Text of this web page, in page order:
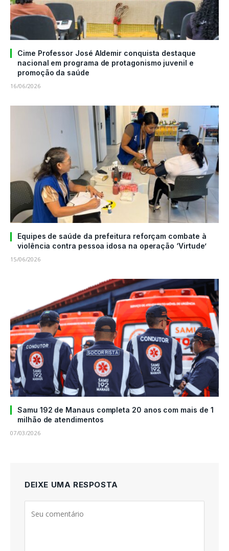
Cime Professor José Aldemir conquista destaque
nacional em programa de protagonismo juvenil e
promoção da saúde
16/06/2026
Equipes de saúde da prefeitura reforçam combate à
violência contra pessoa idosa na operação ‘Virtude’
15/06/2026
Samu 192 de Manaus completa 20 anos com mais de 1
milhão de atendimentos
07/03/2026
DEIXE UMA RESPOSTA